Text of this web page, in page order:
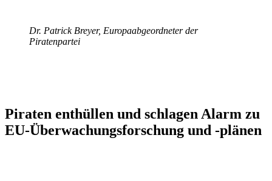
Dr. Patrick Breyer, Europaabgeordneter der
Piratenpartei
Piraten enthüllen und schlagen Alarm zu
EU-Überwachungsforschung und -plänen